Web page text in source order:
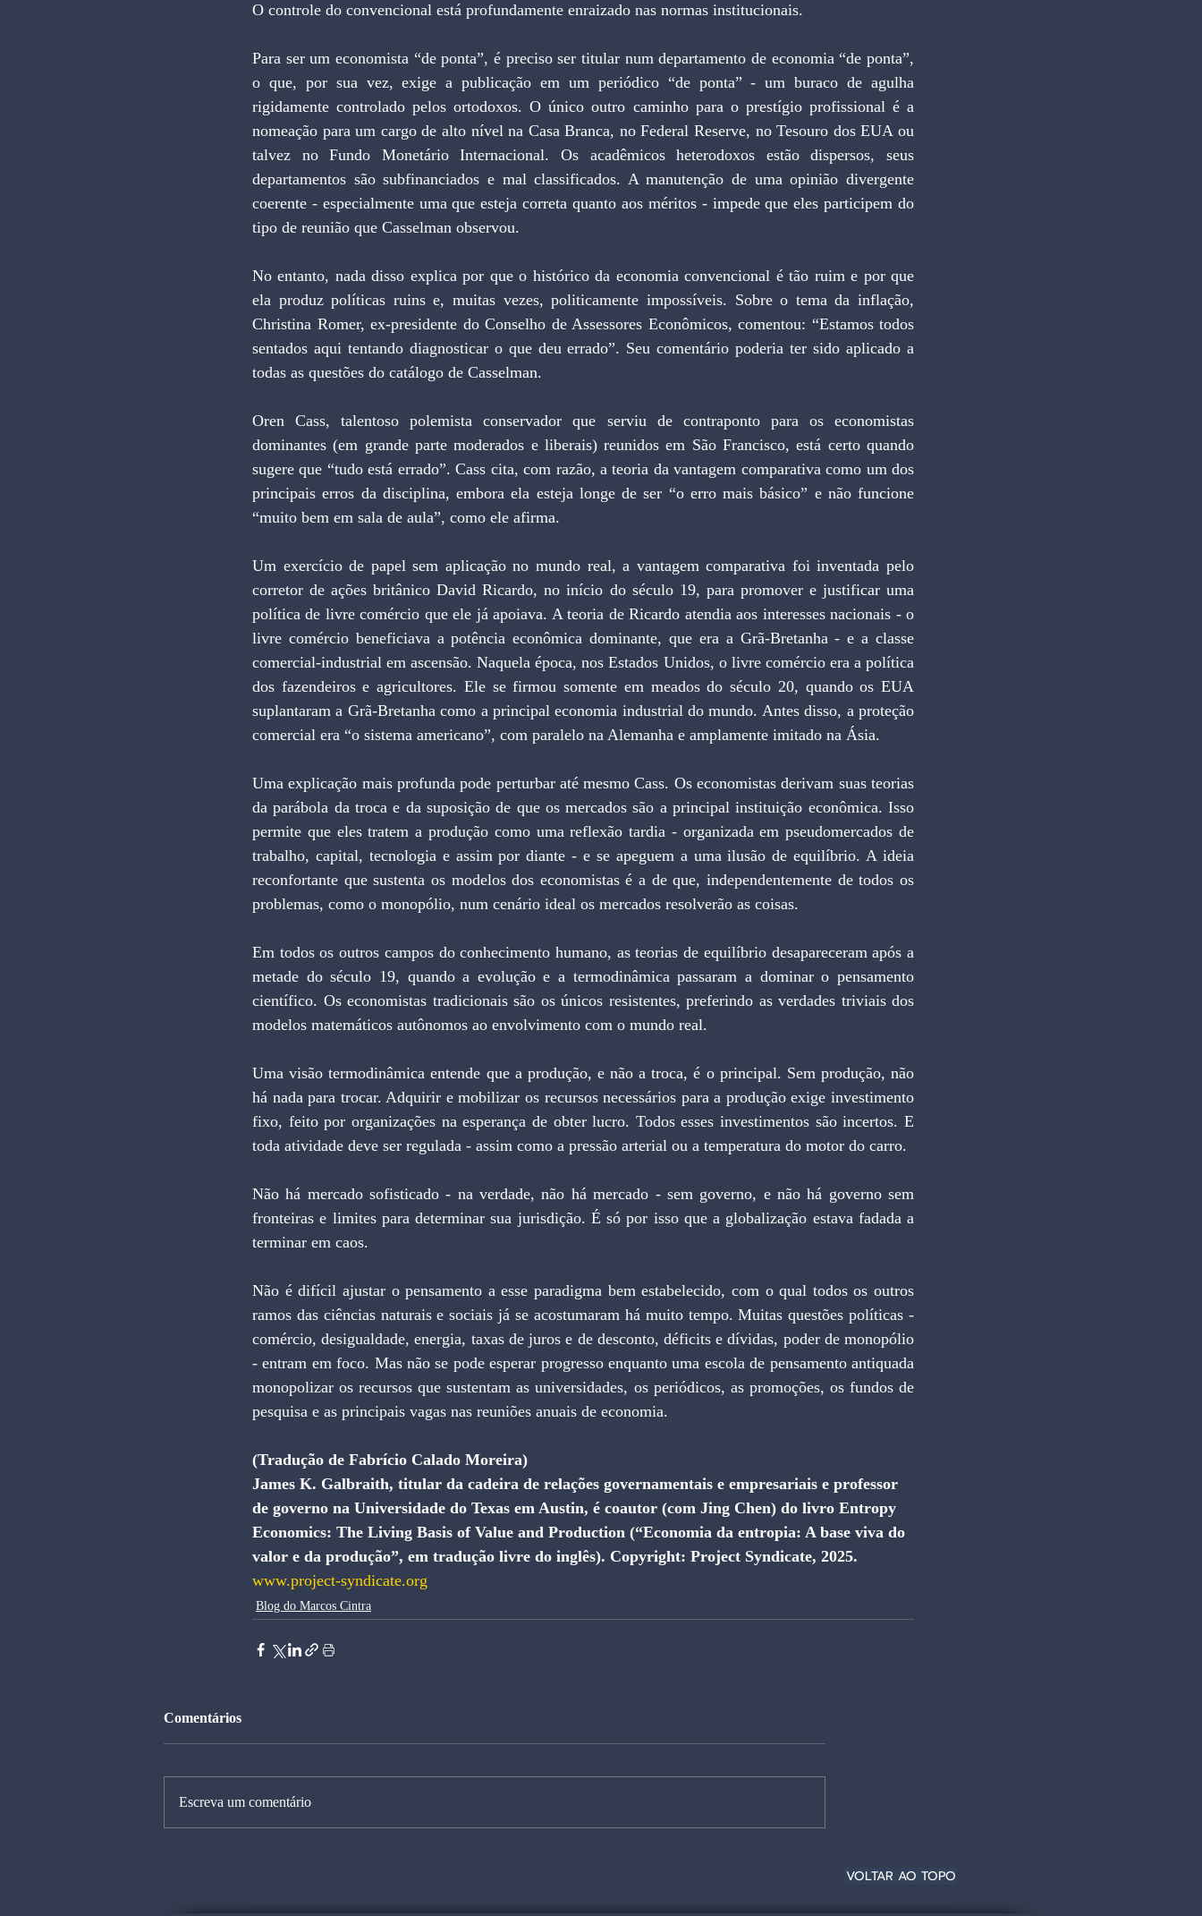
O controle do convencional está profundamente enraizado nas normas institucionais.
Para ser um economista “de ponta”, é preciso ser titular num departamento de economia “de ponta”,
o que, por sua vez, exige a publicação em um periódico “de ponta” - um buraco de agulha
rigidamente controlado pelos ortodoxos. O único outro caminho para o prestígio profissional é a
nomeação para um cargo de alto nível na Casa Branca, no Federal Reserve, no Tesouro dos EUA ou
talvez no Fundo Monetário Internacional. Os acadêmicos heterodoxos estão dispersos, seus
departamentos são subfinanciados e mal classificados. A manutenção de uma opinião divergente
coerente - especialmente uma que esteja correta quanto aos méritos - impede que eles participem do
tipo de reunião que Casselman observou.
No entanto, nada disso explica por que o histórico da economia convencional é tão ruim e por que
ela produz políticas ruins e, muitas vezes, politicamente impossíveis. Sobre o tema da inflação,
Christina Romer, ex-presidente do Conselho de Assessores Econômicos, comentou: “Estamos todos
sentados aqui tentando diagnosticar o que deu errado”. Seu comentário poderia ter sido aplicado a
todas as questões do catálogo de Casselman.
Oren Cass, talentoso polemista conservador que serviu de contraponto para os economistas
dominantes (em grande parte moderados e liberais) reunidos em São Francisco, está certo quando
sugere que “tudo está errado”. Cass cita, com razão, a teoria da vantagem comparativa como um dos
principais erros da disciplina, embora ela esteja longe de ser “o erro mais básico” e não funcione
“muito bem em sala de aula”, como ele afirma.
Um exercício de papel sem aplicação no mundo real, a vantagem comparativa foi inventada pelo
corretor de ações britânico David Ricardo, no início do século 19, para promover e justificar uma
política de livre comércio que ele já apoiava. A teoria de Ricardo atendia aos interesses nacionais - o
livre comércio beneficiava a potência econômica dominante, que era a Grã-Bretanha - e a classe
comercial-industrial em ascensão. Naquela época, nos Estados Unidos, o livre comércio era a política
dos fazendeiros e agricultores. Ele se firmou somente em meados do século 20, quando os EUA
suplantaram a Grã-Bretanha como a principal economia industrial do mundo. Antes disso, a proteção
comercial era “o sistema americano”, com paralelo na Alemanha e amplamente imitado na Ásia.
Uma explicação mais profunda pode perturbar até mesmo Cass. Os economistas derivam suas teorias
da parábola da troca e da suposição de que os mercados são a principal instituição econômica. Isso
permite que eles tratem a produção como uma reflexão tardia - organizada em pseudomercados de
trabalho, capital, tecnologia e assim por diante - e se apeguem a uma ilusão de equilíbrio. A ideia
reconfortante que sustenta os modelos dos economistas é a de que, independentemente de todos os
problemas, como o monopólio, num cenário ideal os mercados resolverão as coisas.
Em todos os outros campos do conhecimento humano, as teorias de equilíbrio desapareceram após a
metade do século 19, quando a evolução e a termodinâmica passaram a dominar o pensamento
científico. Os economistas tradicionais são os únicos resistentes, preferindo as verdades triviais dos
modelos matemáticos autônomos ao envolvimento com o mundo real.
Uma visão termodinâmica entende que a produção, e não a troca, é o principal. Sem produção, não
há nada para trocar. Adquirir e mobilizar os recursos necessários para a produção exige investimento
fixo, feito por organizações na esperança de obter lucro. Todos esses investimentos são incertos. E
toda atividade deve ser regulada - assim como a pressão arterial ou a temperatura do motor do carro.
Não há mercado sofisticado - na verdade, não há mercado - sem governo, e não há governo sem
fronteiras e limites para determinar sua jurisdição. É só por isso que a globalização estava fadada a
terminar em caos.
Não é difícil ajustar o pensamento a esse paradigma bem estabelecido, com o qual todos os outros
ramos das ciências naturais e sociais já se acostumaram há muito tempo. Muitas questões políticas -
comércio, desigualdade, energia, taxas de juros e de desconto, déficits e dívidas, poder de monopólio
- entram em foco. Mas não se pode esperar progresso enquanto uma escola de pensamento antiquada
monopolizar os recursos que sustentam as universidades, os periódicos, as promoções, os fundos de
pesquisa e as principais vagas nas reuniões anuais de economia.
(Tradução de Fabrício Calado Moreira)
James K. Galbraith, titular da cadeira de relações governamentais e empresariais e professor
de governo na Universidade do Texas em Austin, é coautor (com Jing Chen) do livro Entropy
Economics: The Living Basis of Value and Production (“Economia da entropia: A base viva do
valor e da produção”, em tradução livre do inglês). Copyright: Project Syndicate, 2025.
www.project-syndicate.org
Blog do Marcos Cintra
Comentários
Escreva um comentário
VOLTAR AO TOPO